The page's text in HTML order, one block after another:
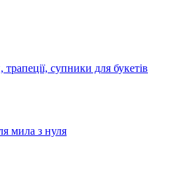
супники для букетів
мила з нуля